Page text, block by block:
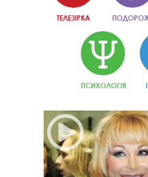
ТЕЛЕЗІРКА
ПСИХОЛОГІЯ